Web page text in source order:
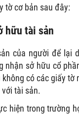
tờ cơ bản sau đây:
hữu tài sản
của người để lại
sở hữu cổ
có các giấy tờ
tài sản.
hiện trong trường